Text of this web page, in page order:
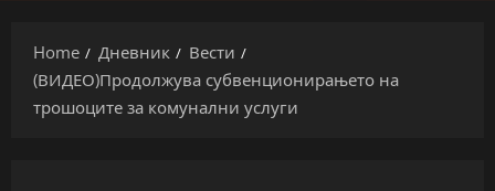
Home Дневник
Вести
(ВИДЕО)Продолжува субвенционирањето на
трошоците за комунални услуги